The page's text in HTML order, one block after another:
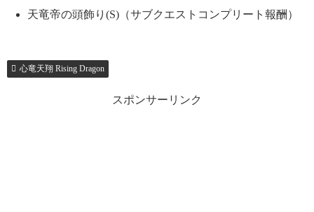
天竜帝の頭飾り(S)（サブクエストコンプリート報酬）
心竜天翔 Rising Dragon
スポンサーリンク